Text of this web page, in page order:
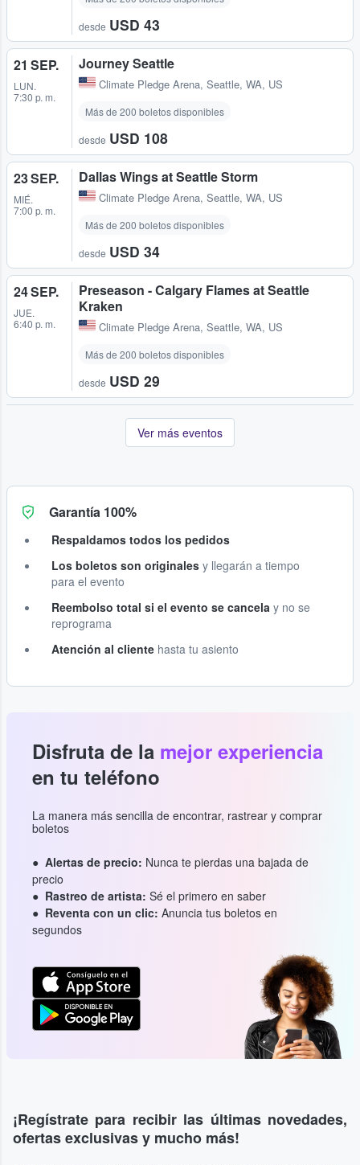
desde USD 43
21 SEP.
LUN.
7:30 p. m.
Journey Seattle
Climate Pledge Arena, Seattle, WA, US
Más de 200 boletos disponibles
desde USD 108
23 SEP.
MIÉ.
7:00 p. m.
Dallas Wings at Seattle Storm
Climate Pledge Arena, Seattle, WA, US
Más de 200 boletos disponibles
desde USD 34
24 SEP.
JUE.
6:40 p. m.
Preseason - Calgary Flames at Seattle
Kraken
Climate Pledge Arena, Seattle, WA, US
Más de 200 boletos disponibles
desde USD 29
Ver más eventos
Garantía 100%
Respaldamos todos los pedidos
Los boletos son originales y llegarán a tiempo
para el evento
Reembolso total si el evento se cancela y no se
reprograma
Atención al cliente hasta tu asiento
Disfruta de la mejor experiencia
en tu teléfono
La manera más sencilla de encontrar, rastrear y comprar
boletos
Alertas de precio: Nunca te pierdas una bajada de
precio
Rastreo de artista: Sé el primero en saber
Reventa con un clic: Anuncia tus boletos en
segundos
¡Regístrate para recibir las últimas novedades,
ofertas exclusivas y mucho más!